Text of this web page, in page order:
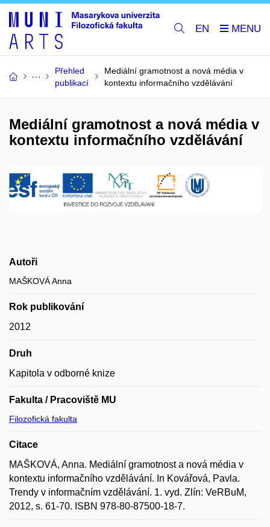
EN
Přehled
publikací
Mediální gramotnost a nová média v
kontextu informačního vzdělávání
Mediální gramotnost a nová média v
kontextu informačního vzdělávání
Autoři
MAŠKOVÁ Anna
Rok publikování
2012
Druh
Kapitola v odborné knize
Fakulta / Pracoviště MU
Filozofická fakulta
Citace
MAŠKOVÁ, Anna. Mediální gramotnost a nová média v
kontextu informačního vzdělávání. In Kovářová, Pavla.
Trendy v informačním vzdělávání. 1. vyd. Zlín: VeRBuM,
2012, s. 61-70. ISBN 978-80-87500-18-7.